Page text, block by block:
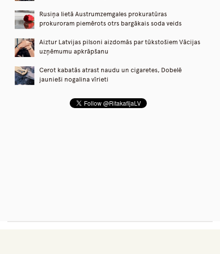
Rusiņa lietā Austrumzemgales prokuratūras
prokuroram piemērots otrs bargākais soda veids
Aiztur Latvijas pilsoni aizdomās par tūkstošiem Vācijas
uzņēmumu apkrāpšanu
Cerot kabatās atrast naudu un cigaretes, Dobelē
jaunieši nogalina vīrieti